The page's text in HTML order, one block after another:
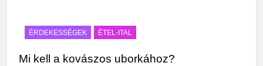
ÉRDEKESSÉGEK ÉTEL-ITAL
Mi kell a kovászos uborkához?